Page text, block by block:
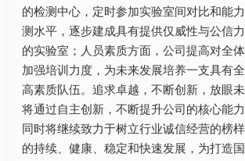
的检测中心，定时参加实验室间对比和能
测水平，逐步建成具有提供仅威性与公信
的实验室；人员素质方面，公司提高对全
加强培训力度，为未来发展培养一支具有
高素质队伍。追求卓越，不断创新，放眼
将通过自主创新，不断提升公司的核心能力
同时将继续致力于树立行业诚信经营的榜
的持续、健康、稳定和快速发展，为打造